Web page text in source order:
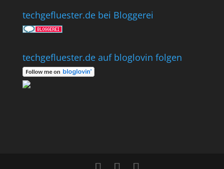
techgefluester.de bei Bloggerei
techgefluester.de auf bloglovin folgen